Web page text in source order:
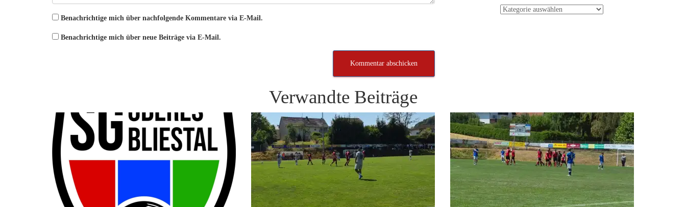
Benachrichtige mich über nachfolgende Kommentare via E-Mail.
Benachrichtige mich über neue Beiträge via E-Mail.
Kategorien
Verwandte Beiträge